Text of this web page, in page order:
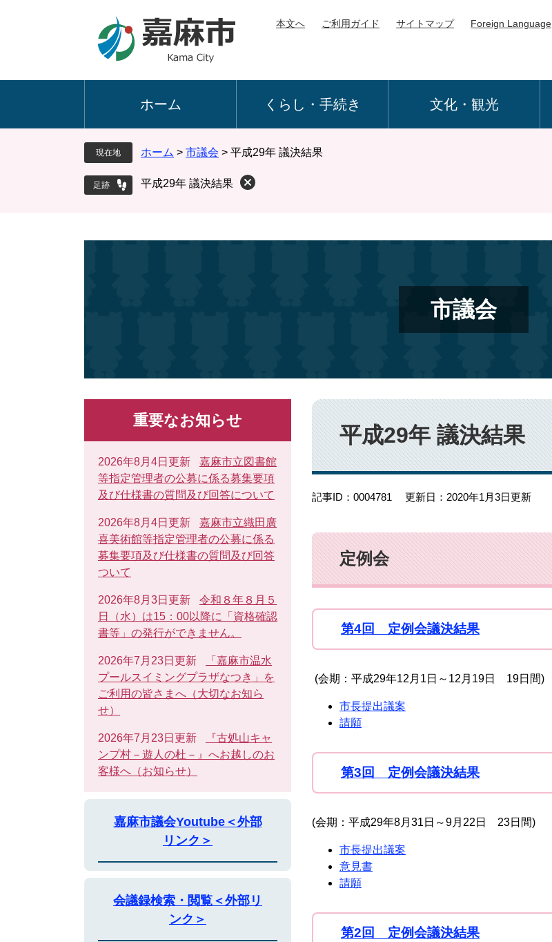
本文へ ご利用ガイド サイトマップ Foreign Language
ホーム くらし・手続き 文化・観光
現在地 ホーム > 市議会 > 平成29年 議決結果
平成29年 議決結果
市議会
本
文
平成29年 議決結果
記事ID：0004781 更新日：2020年1月3日更新
定例会
第4回 定例会議決結果
(会期：平成29年12月1日～12月19日 19日間)
市長提出議案
請願
第3回 定例会議決結果
(会期：平成29年8月31日～9月22日 23日間)
市長提出議案
意見書
請願
第2回 定例会議決結果
重要なお知らせ
2026年8月4日更新
嘉麻市立図書館
等指定管理者の公募に係る募集要項
及び仕様書の質問及び回答について
2026年8月4日更新
嘉麻市立織田廣
喜美術館等指定管理者の公募に係る
募集要項及び仕様書の質問及び回答
ついて
2026年8月3日更新
令和８年８月５
日（水）は15：00以降に「資格確認
書等」の発行ができません。
2026年7月23日更新
「嘉麻市温水
プールスイミングプラザなつき」を
ご利用の皆さまへ（大切なお知ら
せ）
2026年7月23日更新
『古処山キャ
ンプ村－遊人の杜－』へお越しのお
客様へ（お知らせ）
嘉麻市議会Youtube＜外部
リンク＞
会議録検索・閲覧＜外部リ
ンク＞